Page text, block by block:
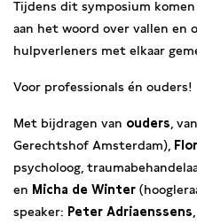
Tijdens dit symposium
aan het woord over vallen en
hulpverleners met elkaar
Voor professionals én ouders!
Met bijdragen van ouders , van
Gerechtshof Amsterdam),
psycholoog,
en Micha de Winter
speaker: Peter Adriaenssens